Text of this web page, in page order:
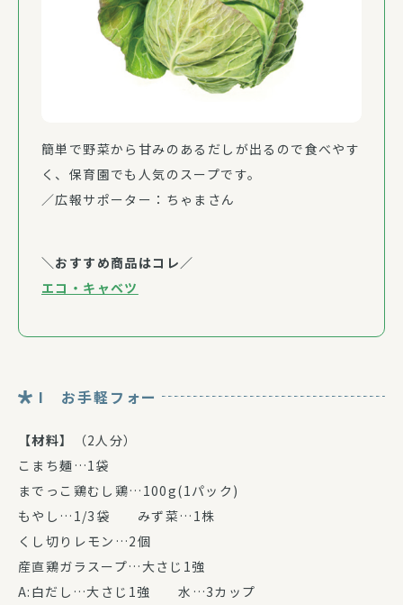
簡単で野菜から甘みのあるだしが出るので食べやす
く、保育園でも人気のスープです。
／広報サポーター：ちゃまさん
＼おすすめ商品はコレ／
エコ・キャベツ
I お手軽フォー
【材料】
（2人分）
こまち麺…1袋
までっこ鶏むし鶏…100g(1パック)
もやし…1/3袋 みず菜…1株
くし切りレモン…2個
産直鶏ガラスープ…大さじ1強
A:白だし…大さじ1強 水…3カップ